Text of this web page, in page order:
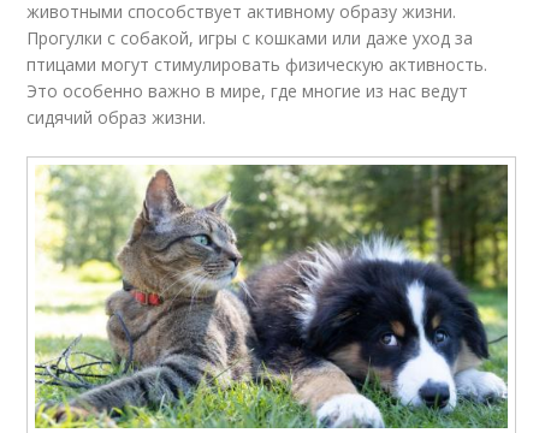
животными способствует активному образу жизни.
Прогулки с собакой, игры с кошками или даже уход за
птицами могут стимулировать физическую активность.
Это особенно важно в мире, где многие из нас ведут
сидячий образ жизни.